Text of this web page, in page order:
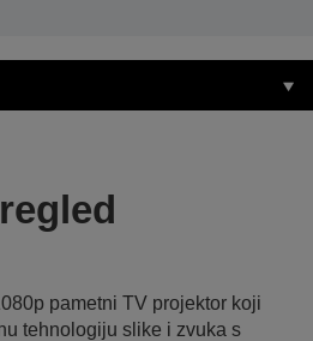
pametni TV projektor koji
tehnologiju slike i zvuka s